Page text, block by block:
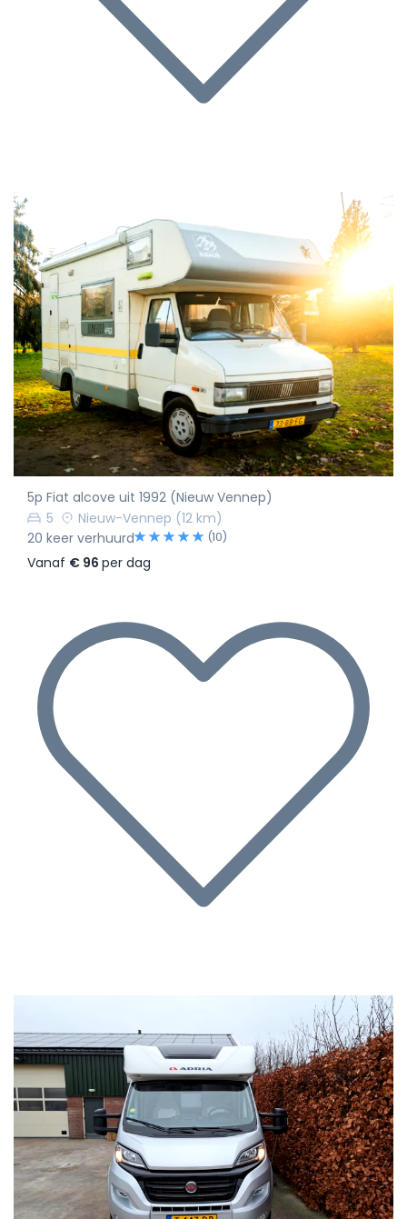
5p Fiat alcove uit 1992 (Nieuw Vennep)
5
Nieuw-Vennep (12 km)
20 keer verhuurd
(10)
Vanaf € 96 per dag